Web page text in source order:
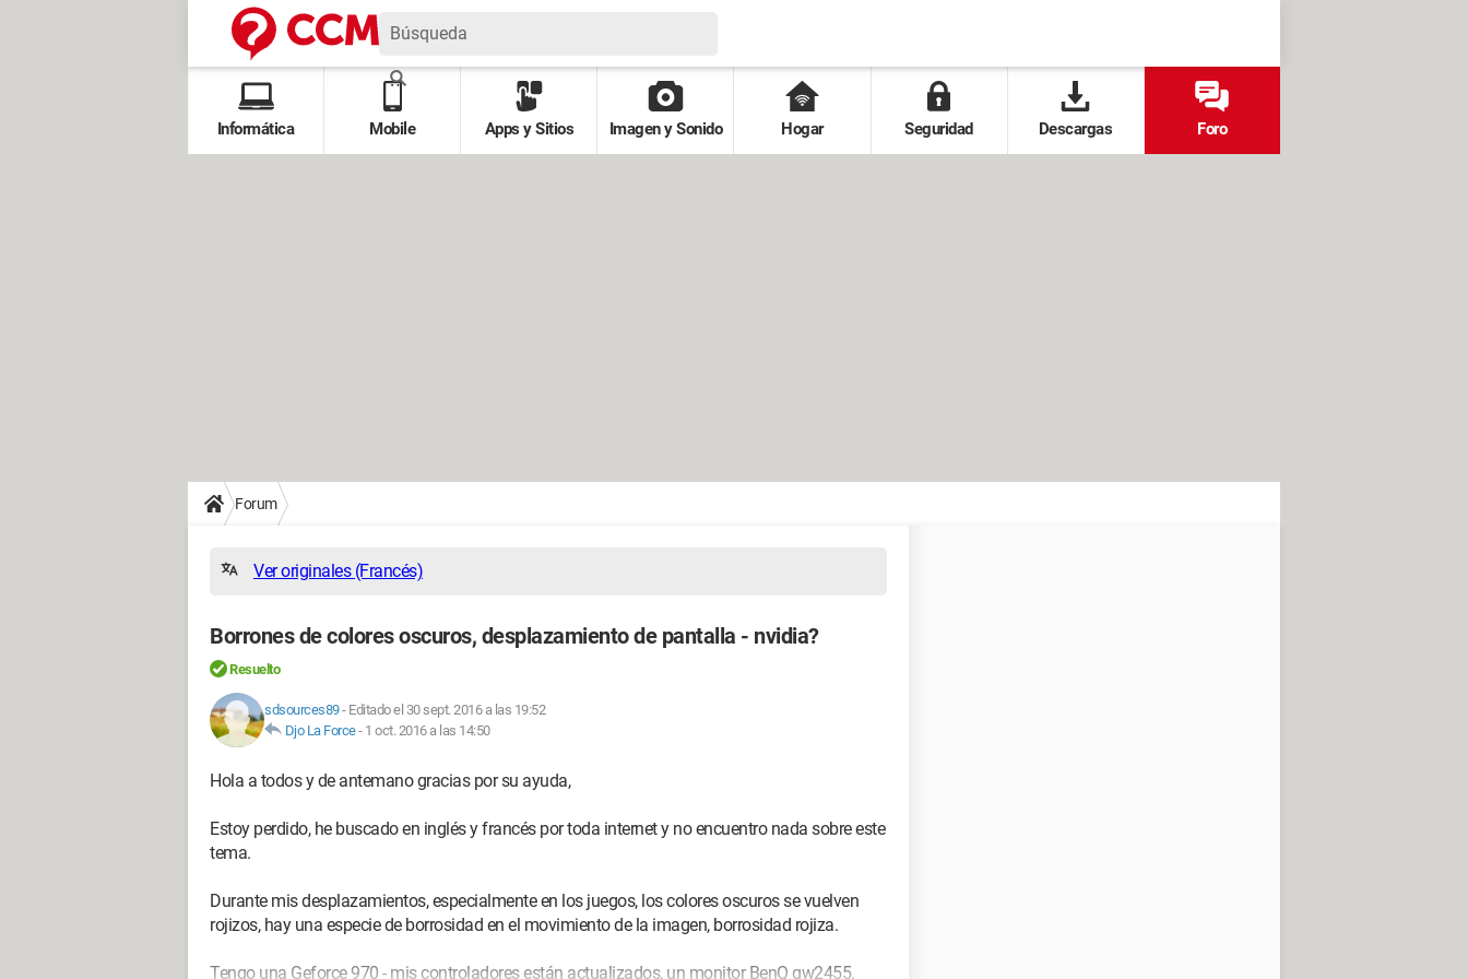
Informática Mobile Apps y Sitios Imagen y Sonido Hogar Seguridad Descargas Foro
Forum
Ver originales (Francés)
Borrones de colores oscuros, desplazamiento de pantalla - nvidia?
Resuelto
sdsources89- Editado el 30 sept. 2016 a las 19:52
Djo La Force- 1 oct. 2016 a las 14:50
Hola a todos y de antemano gracias por su ayuda,
Estoy perdido, he buscado en inglés y francés por toda internet y no encuentro nada sobre este
tema.
Durante mis desplazamientos, especialmente en los juegos, los colores oscuros se vuelven
rojizos, hay una especie de borrosidad en el movimiento de la imagen, borrosidad rojiza.
Tengo una Geforce 970 - mis controladores están actualizados, un monitor BenQ gw2455.